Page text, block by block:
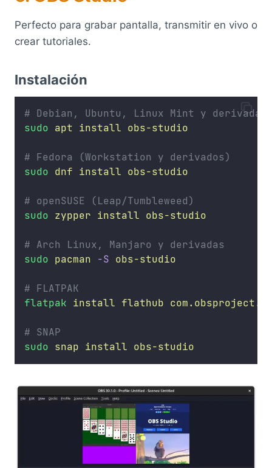
Perfecto para grabar pantalla, transmitir en vivo o
crear tutoriales.
Instalación
# Debian, Ubuntu, Linux Mint y derivadas
sudo apt install obs-studio
# Fedora (Workstation y derivados)
sudo dnf install obs-studio
# openSUSE (Leap/Tumbleweed)
sudo zypper install obs-studio
# Arch Linux, Manjaro y derivadas
sudo pacman -S obs-studio
# FLATPAK
flatpak install flathub
# SNAP
sudo snap install obs-studio